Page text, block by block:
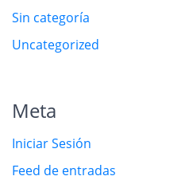
Sin categoría
Uncategorized
Meta
Iniciar Sesión
Feed de entradas